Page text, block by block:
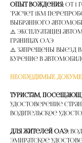
Опыт вождения: от 1
*расчет 1км
выбранного
⚠️ Эксплуатация
границах ОАЭ
⚠️ Запрещены выезд
курение в
НЕОБХОДИМЫЕ
Туристам,
удостоверение
водительское
Для жителей ОАЭ:
Эмиратское